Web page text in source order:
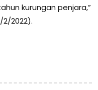
kurungan penjara,”
2022).